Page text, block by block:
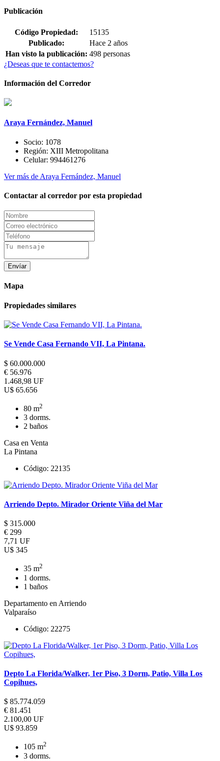
Publicación
Código Propiedad:
15135
Publicado:
Hace 2 años
Han visto la publicación: 498 personas
¿Deseas que te contactemos?
Información del Corredor
Araya Fernández, Manuel
Socio: 1078
Región: XIII Metropolitana
Celular: 994461276
Ver más de Araya Fernández, Manuel
Contactar al corredor por esta propiedad
Envíar
Mapa
Propiedades similares
Se Vende Casa Fernando VII, La Pintana.
$ 60.000.000
€ 56.976
1.468,98 UF
U$ 65.656
80 m2
3 dorms.
2 baños
Casa en Venta
La Pintana
Código: 22135
Arriendo Depto. Mirador Oriente Viña del Mar
$ 315.000
€ 299
7,71 UF
U$ 345
35 m2
1 dorms.
1 baños
Departamento en Arriendo
Valparaíso
Código: 22275
Depto La Florida/Walker, 1er Piso, 3 Dorm, Patio, Villa Los
Copihues,
$ 85.774.059
€ 81.451
2.100,00 UF
U$ 93.859
105 m2
3 dorms.